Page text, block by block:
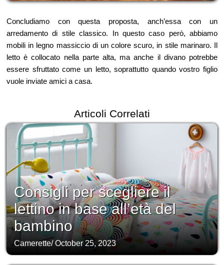
Concludiamo con questa proposta, anch’essa con un
arredamento di stile classico. In questo caso però, abbiamo
mobili in legno massiccio di un colore scuro, in stile marinaro. Il
letto è collocato nella parte alta, ma anche il divano potrebbe
essere sfruttato come un letto, soprattutto quando vostro figlio
vuole inviate amici a casa.
Articoli Correlati
Consigli per scegliere il
lettino in base all’età del
bambino
Camerette/October 25, 2023